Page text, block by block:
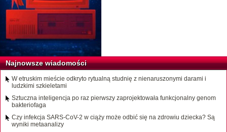
Najnowsze wiadomości
W etruskim mieście odkryto rytualną studnię z nienaruszonymi darami i
ludzkimi szkieletami
Sztuczna inteligencja po raz pierwszy zaprojektowała funkcjonalny genom
bakteriofaga
Czy infekcja SARS-CoV-2 w ciąży może odbić się na zdrowiu dziecka? Są
wyniki metaanalizy